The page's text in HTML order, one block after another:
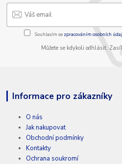
Souhlasím se zpracováním osobních
Můžete se kdykoli odhlásit.
Informace pro zákazníky
O nás
Jak nakupovat
Obchodní podmínky
Kontakty
Ochrana soukromí